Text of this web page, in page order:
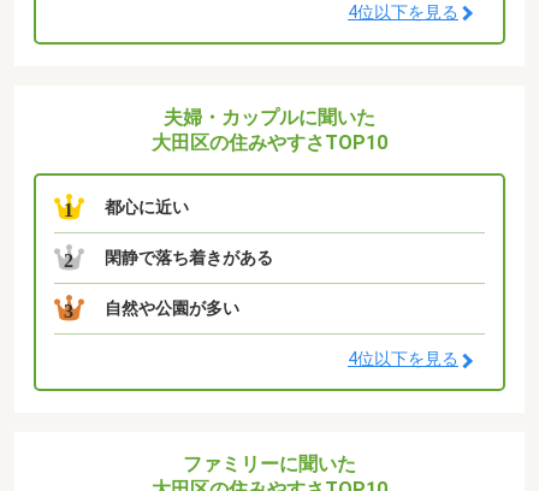
4位以下を見る
夫婦・カップルに聞いた
大田区の住みやすさTOP10
1 都心に近い
2 閑静で落ち着きがある
3 自然や公園が多い
4位以下を見る
ファミリーに聞いた